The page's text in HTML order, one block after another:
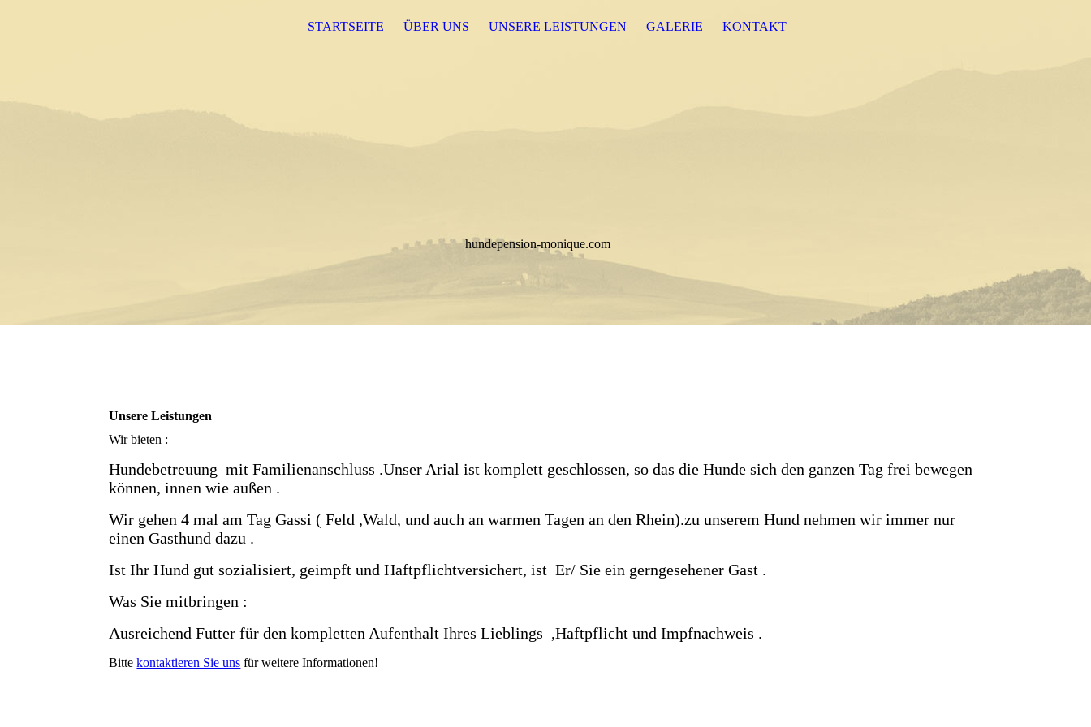
STARTSEITE ÜBER UNS UNSERE LEISTUNGEN GALERIE KONTAKT
hundepension-monique.com
Unsere Leistungen
Wir bieten :
Hundebetreuung mit Familienanschluss .Unser Arial ist komplett geschlossen, so das die Hunde sich den ganzen Tag frei bewegen
können, innen wie außen .
Wir gehen 4 mal am Tag Gassi ( Feld ,Wald, und auch an warmen Tagen an den Rhein).zu unserem Hund nehmen wir immer nur
einen Gasthund dazu .
Ist Ihr Hund gut sozialisiert, geimpft und Haftpflichtversichert, ist Er/ Sie ein gerngesehener Gast .
Was Sie mitbringen :
Ausreichend Futter für den kompletten Aufenthalt Ihres Lieblings ,Haftpflicht und Impfnachweis .
Bittekontaktieren Sie uns für weitere Informationen!